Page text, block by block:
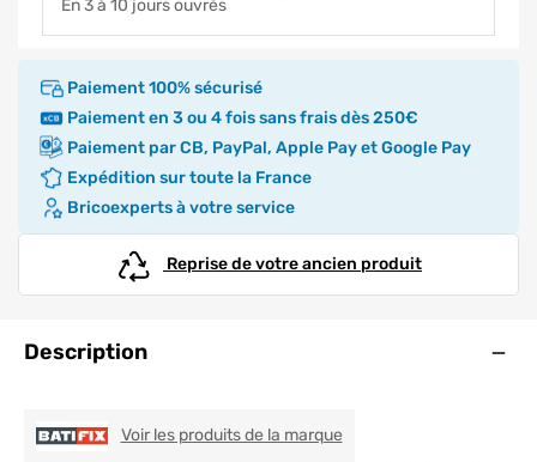
en 3 à 10 jours ouvrés
Paiement 100% sécurisé
Paiement en 3 ou 4 fois sans frais dès 250€
Paiement par CB, PayPal, Apple Pay et Google Pay
Expédition sur toute la France
Bricoexperts à votre service
Reprise de votre ancien produit
Description
Voir les produits de la marqueBATIFIX